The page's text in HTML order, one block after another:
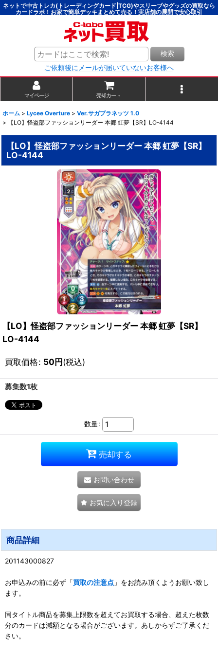
ネットで中古トレカ(トレーディングカード|TCG)やスリーブやグッズの買取なら
カードラボ！お家で簡単デッキまとめて売る！実店舗の展開で安心取引
検索
ご依頼後にメールが届いていないお客様へ
マイページ 売却カート
ホーム > Lycee Overture > Ver.サガプラネッツ 1.0
>
【LO】怪盗部ファッションリーダー 本郷 虹夢【SR】LO-4144
【LO】怪盗部ファッションリーダー 本郷 虹夢【SR】
LO-4144
【LO】怪盗部ファッションリーダー 本郷 虹夢【SR】
LO-4144
買取価格: 50円(税込)
募集数1枚
数量:
売却する
お問い合わせ
お気に入り登録
商品詳細
201143000827
お申込みの前に必ず「買取の注意点 」をお読み頂くようお願い致し
ます。
同タイトル商品を募集上限数を超えてお買取する場合、超えた枚数
分のカードは減額となる場合がございます。あしからずご了承くだ
さい。